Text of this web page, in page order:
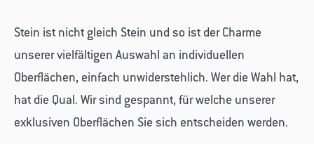
Stein ist nicht gleich Stein und so ist der Charme
unserer vielfältigen Auswahl an individuellen
Oberflächen, einfach unwiderstehlich. Wer die Wahl hat,
hat die Qual. Wir sind gespannt, für welche unserer
exklusiven Oberflächen Sie sich entscheiden werden.